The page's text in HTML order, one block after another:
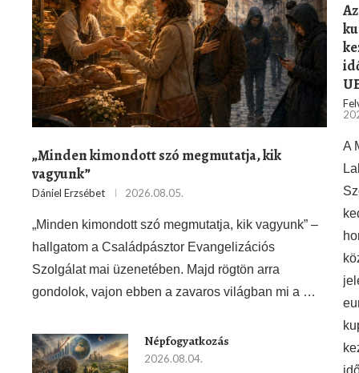
„Minden kimondott szó megmutatja, kik
vagyunk”
Dániel Erzsébet 2026.08.05.
„Minden kimondott szó megmutatja, kik vagyunk” –
hallgatom a Családpásztor Evangelizációs
Szolgálat mai üzenetében. Majd rögtön arra
gondolok, vajon ebben a zavaros világban mi a …
Népfogyatkozás
2026.08.04.
A